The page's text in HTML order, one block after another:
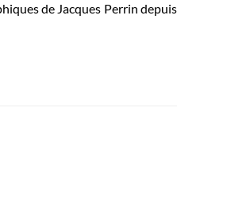
de Jacques Perrin depuis